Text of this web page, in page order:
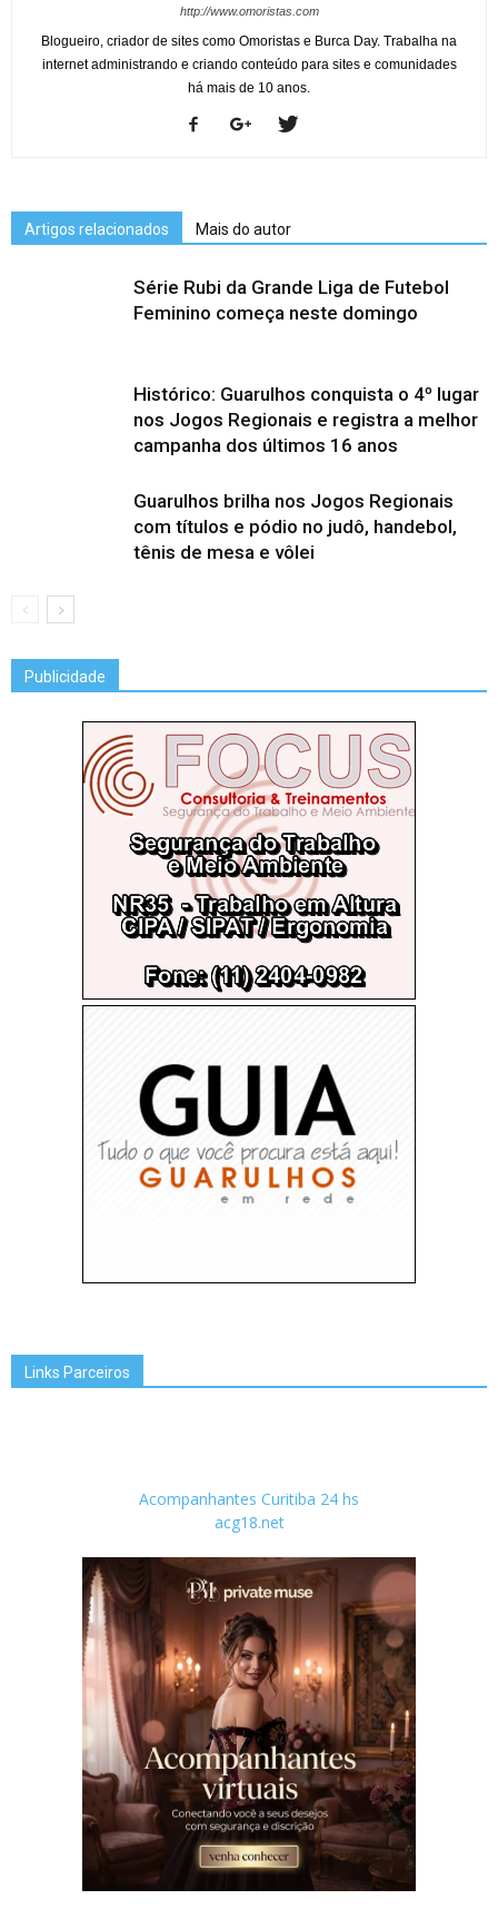
http://www.omoristas.com
Blogueiro, criador de sites como Omoristas e Burca Day. Trabalha na
internet administrando e criando conteúdo para sites e comunidades
há mais de 10 anos.
Artigos relacionados Mais do autor
Série Rubi da Grande Liga de Futebol
Feminino começa neste domingo
Histórico: Guarulhos conquista o 4º lugar
nos Jogos Regionais e registra a melhor
campanha dos últimos 16 anos
Guarulhos brilha nos Jogos Regionais
com títulos e pódio no judô, handebol,
tênis de mesa e vôlei
Publicidade
Links Parceiros
Acompanhantes Curitiba 24 hs
acg18.net